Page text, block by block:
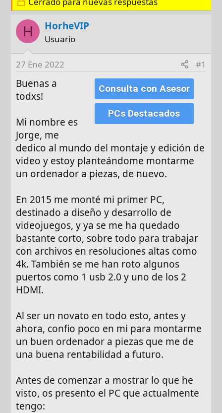
r
a
d
i
u
H HorheVIP
Usuario
27 Ene 2022 #1
Consulta con Asesor
PCs Destacados
Buenas a
todxs!
Mi nombre es
Jorge, me
dedico al mundo del montaje y edición de
video y estoy planteándome montarme
un ordenador a piezas, de nuevo.
En 2015 me monté mi primer PC,
destinado a diseño y desarrollo de
videojuegos, y ya se me ha quedado
bastante corto, sobre todo para trabajar
con archivos en resoluciones altas como
4k. También se me han roto algunos
puertos como 1 usb 2.0 y uno de los 2
HDMI.
Al ser un novato en todo esto, antes y
ahora, confio poco en mi para montarme
un buen ordenador a piezas que me de
una buena rentabilidad a futuro.
Antes de comenzar a mostrar lo que he
visto, os presento el PC que actualmente
tengo: